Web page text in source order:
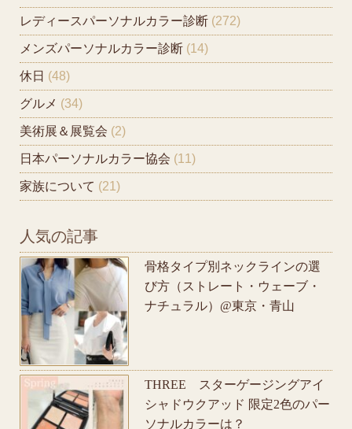
レディースパーソナルカラー診断 (272)
メンズパーソナルカラー診断 (14)
休日 (48)
グルメ (34)
美術展＆展覧会 (2)
日本パーソナルカラー協会 (11)
家族について (21)
人気の記事
骨格タイプ別ネックラインの選
び方（ストレート・ウェーブ・
ナチュラル）@東京・青山
THREE スターゲージングアイ
シャドウクアッド 限定2色のパー
ソナルカラーは？